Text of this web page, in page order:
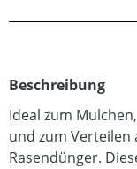
Beschreibung
Ideal zum
und zum
Rasendünger.